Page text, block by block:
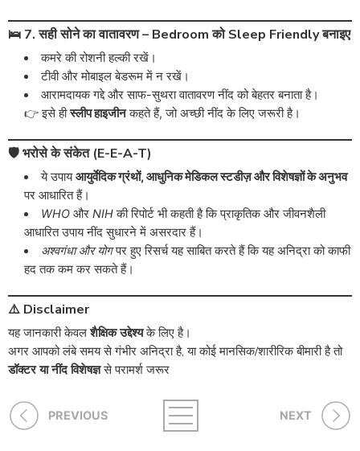
🛌 7. सही सोने का वातावरण – Bedroom को Sleep Friendly बनाइए
कमरे की रोशनी हल्की रखें।
टीवी और मोबाइल बेडरूम में न रखें।
आरामदायक गद्दे और साफ-सुथरा वातावरण नींद को बेहतर बनाता है।
👉 इसे हीस्लीप हाइजीनकहते हैं, जो अच्छी नींद के लिए जरूरी है।
🛡️ भरोसे के संकेत (E-E-A-T)
ये उपायआयुर्वेदिक ग्रंथों, आधुनिक मेडिकल स्टडीज़ और विशेषज्ञों के अनुभव
पर आधारित हैं।
WHOऔर NIHकी रिपोर्ट भी कहती है कि प्राकृतिक और जीवनशैली
आधारित उपाय नींद सुधारने में असरदार हैं।
अश्वगंधा और योगपर हुए रिसर्च यह साबित करते हैं कि यह अनिद्रा को काफी
हद तक कम कर सकते हैं।
⚠️ Disclaimer
यह जानकारी केवलशैक्षिक उद्देश्यके लिए है।
अगर आपको लंबे समय से गंभीर अनिद्रा है, या कोई मानसिक/शारीरिक बीमारी है तो
डॉक्टर या नींद विशेषज्ञसे परामर्श जरूर
PREVIOUS NEXT